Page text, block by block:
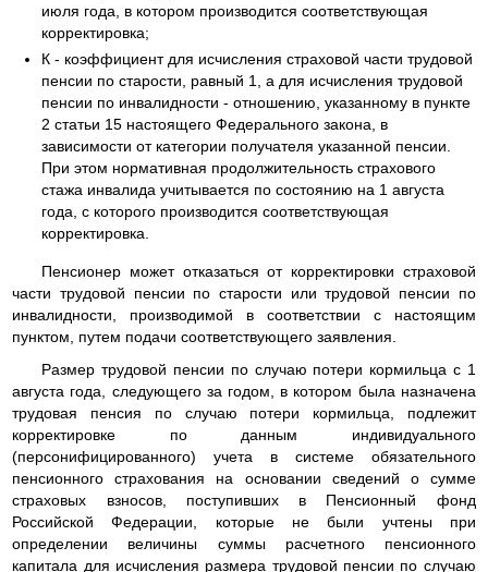
июля года, в котором производится соответствующая
корректировка;
К - коэффициент для исчисления страховой части трудовой
пенсии по старости, равный 1, а для исчисления трудовой
пенсии по инвалидности - отношению, указанному в пункте
2 статьи 15 настоящего Федерального закона, в
зависимости от категории получателя указанной пенсии.
При этом нормативная продолжительность страхового
стажа инвалида учитывается по состоянию на 1 августа
года, с которого производится соответствующая
корректировка.
Пенсионер может отказаться от корректировки страховой
части трудовой пенсии по старости или трудовой пенсии по
инвалидности, производимой в соответствии с настоящим
пунктом, путем подачи соответствующего заявления.
Размер трудовой пенсии по случаю потери кормильца с 1
августа года, следующего за годом, в котором была назначена
трудовая пенсия по случаю потери кормильца, подлежит
корректировке по данным индивидуального
(персонифицированного) учета в системе обязательного
пенсионного страхования на основании сведений о сумме
страховых взносов, поступивших в Пенсионный фонд
Российской Федерации, которые не были учтены при
определении величины суммы расчетного пенсионного
капитала для исчисления размера трудовой пенсии по случаю